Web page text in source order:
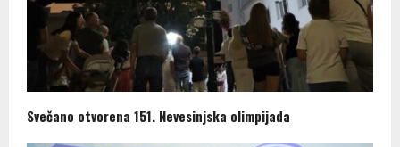
Svečano otvorena 151. Nevesinjska olimpijada